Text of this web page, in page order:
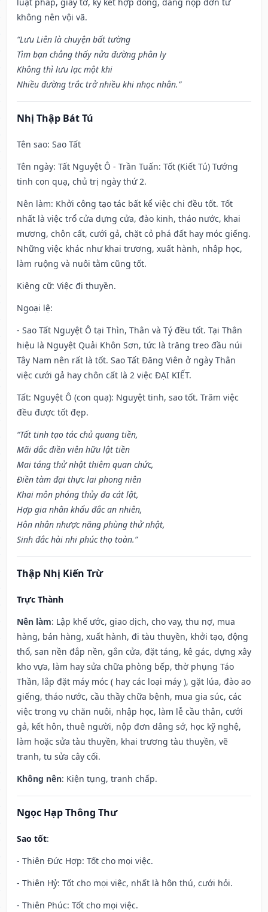
không nên vội vã.
“Lưu Liên là chuyện bất tường
Tìm bạn chẳng thấy nửa đường phân ly
Không thì lưu lạc một khi
Nhiều đường trắc trở nhiều khi nhọc nhằn.”
Nhị Thập Bát Tú
Tên sao: Sao Tất
Tên ngày: Tất Nguyệt Ô - Trần Tuấn: Tốt (Kiết Tú) Tướng
tinh con quạ, chủ trị ngày thứ 2.
Nên làm: Khởi công tạo tác bất kể việc chi đều tốt. Tốt
nhất là việc trổ cửa dựng cửa, đào kinh, tháo nước, khai
mương, chôn cất, cưới gả, chặt cỏ phá đất hay móc giếng.
Những việc khác như khai trương, xuất hành, nhập học,
làm ruộng và nuôi tằm cũng tốt.
Kiêng cữ: Việc đi thuyền.
Ngoại lệ:
- Sao Tất Nguyệt Ô tại Thìn, Thân và Tý đều tốt. Tại Thân
hiệu là Nguyệt Quải Khôn Sơn, tức là trăng treo đầu núi
Tây Nam nên rất là tốt. Sao Tất Đăng Viên ở ngày Thân
việc cưới gả hay chôn cất là 2 việc ĐẠI KIẾT.
Tất: Nguyệt Ô (con quạ): Nguyệt tinh, sao tốt. Trăm việc
đều được tốt đẹp.
“Tất tinh tạo tác chủ quang tiền,
Mãi dắc điền viên hữu lật tiền
Mai táng thử nhật thiêm quan chức,
Điền tàm đại thực lai phong niên
Khai môn phóng thủy đa cát lật,
Hợp gia nhân khẩu đắc an nhiên,
Hôn nhân nhược năng phùng thử nhật,
Sinh đắc hài nhi phúc thọ toàn.”
Thập Nhị Kiến Trừ
Trực Thành
Nên làm: Lập khế ước, giao dịch, cho vay, thu nợ, mua
hàng, bán hàng, xuất hành, đi tàu thuyền, khởi tạo, động
thổ, san nền đắp nền, gắn cửa, đặt táng, kê gác, dựng xây
kho vựa, làm hay sửa chữa phòng bếp, thờ phụng Táo
Thần, lắp đặt máy móc ( hay các loại máy ), gặt lúa, đào ao
giếng, tháo nước, cầu thầy chữa bệnh, mua gia súc, các
việc trong vụ chăn nuôi, nhập học, làm lễ cầu thân, cưới
gả, kết hôn, thuê người, nộp đơn dâng sớ, học kỹ nghệ,
làm hoặc sửa tàu thuyền, khai trương tàu thuyền, vẽ
tranh, tu sửa cây cối.
Không nên: Kiện tụng, tranh chấp.
Ngọc Hạp Thông Thư
Sao tốt:
- Thiên Đức Hợp: Tốt cho mọi việc.
- Thiên Hỷ: Tốt cho mọi việc, nhất là hôn thú, cưới hỏi.
- Thiên Phúc: Tốt cho mọi việc.